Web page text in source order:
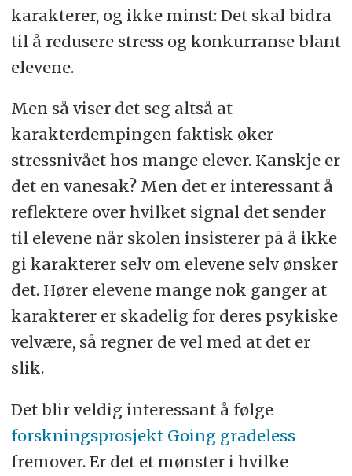
karakterer, og ikke minst: Det skal bidra
til å redusere stress og konkurranse blant
elevene.
Men så viser det seg altså at
karakterdempingen faktisk øker
stressnivået hos mange elever. Kanskje er
det en vanesak? Men det er interessant å
reflektere over hvilket signal det sender
til elevene når skolen insisterer på å ikke
gi karakterer selv om elevene selv ønsker
det. Hører elevene mange nok ganger at
karakterer er skadelig for deres psykiske
velvære, så regner de vel med at det er
slik.
Det blir veldig interessant å følge
forskningsprosjekt Going gradeless
fremover. Er det et mønster i hvilke